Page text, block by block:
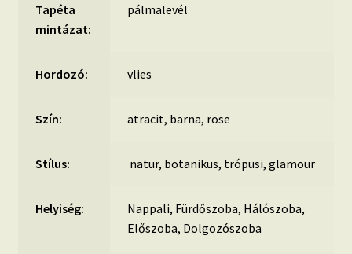
Tapéta
mintázat:
pálmalevél
Hordozó: vlies
Szín: atracit, barna, rose
Stílus: natur, botanikus, trópusi, glamour
Helyiség:
Nappali, Fürdőszoba, Hálószoba,
Előszoba, Dolgozószoba